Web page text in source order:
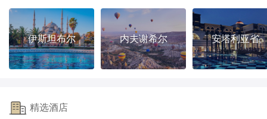
伊斯坦布尔 内夫谢希尔 安塔利亚省
精选酒店